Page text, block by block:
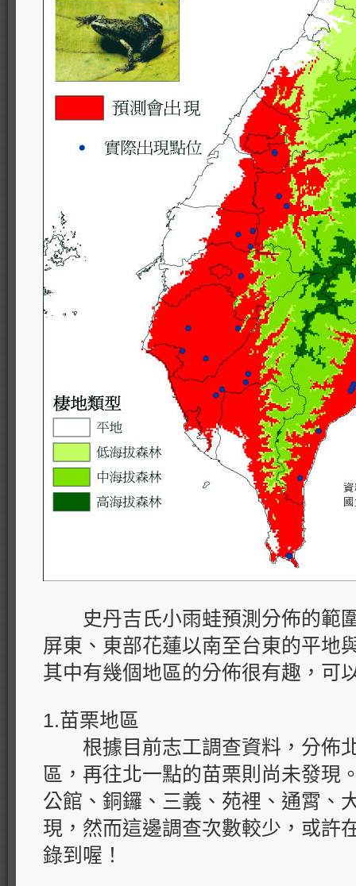
史丹吉氏小雨蛙預測分佈的範
屏東、東部花蓮以南至台東的平地
其中有幾個地區的分佈很有趣，可
1.苗栗地區
根據目前志工調查資料，分佈
區，再往北一點的苗栗則尚未發現
公館、銅鑼、三義、苑裡、通霄、
現，然而這邊調查次數較少，或許
錄到喔！